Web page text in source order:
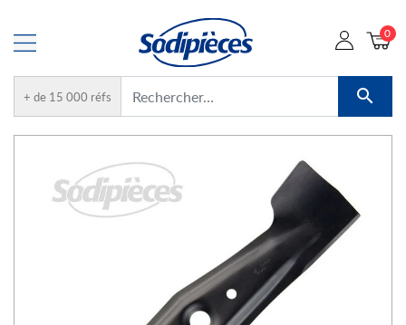
+ de 15 000 réfs 
0